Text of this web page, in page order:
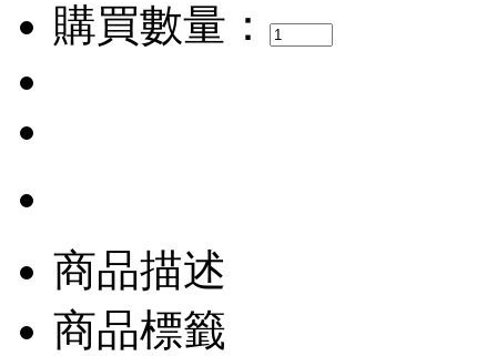
購買數量：
商品描述
商品標籤